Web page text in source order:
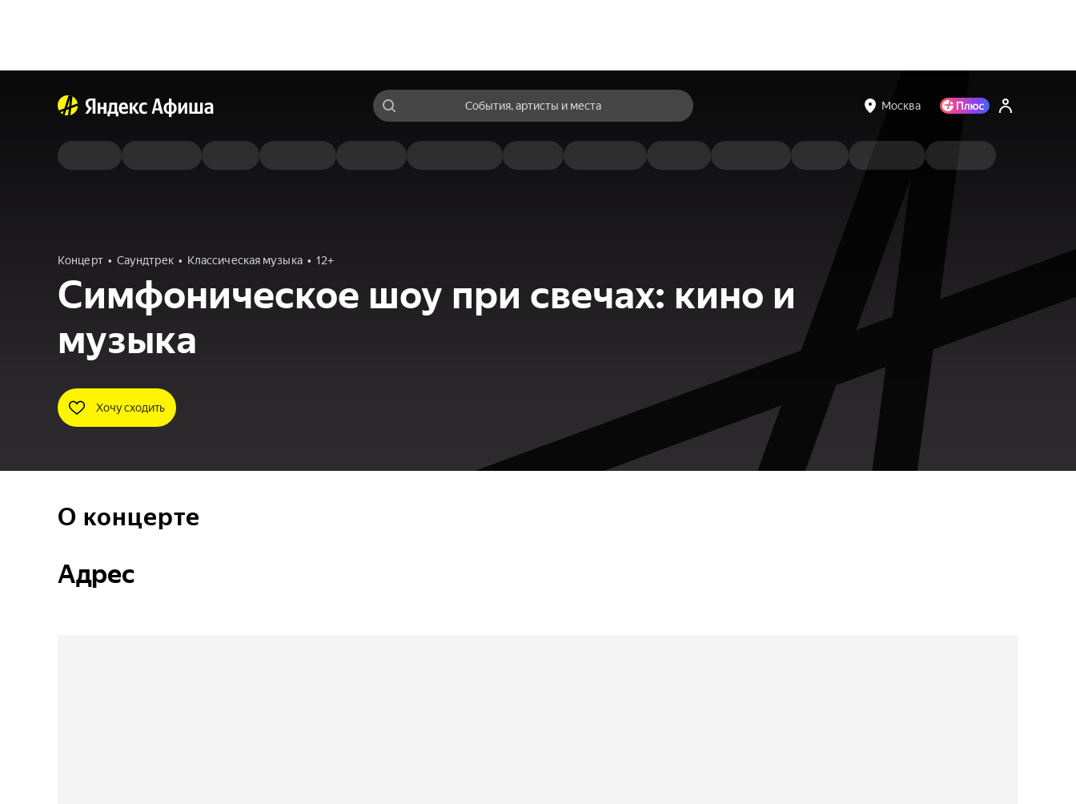
События, артисты и места Москва
Концерт Саундтрек Классическая музыка 12+
Симфоническое шоу при свечах: кино и
музыка
Хочу сходить
О концерте
Адрес